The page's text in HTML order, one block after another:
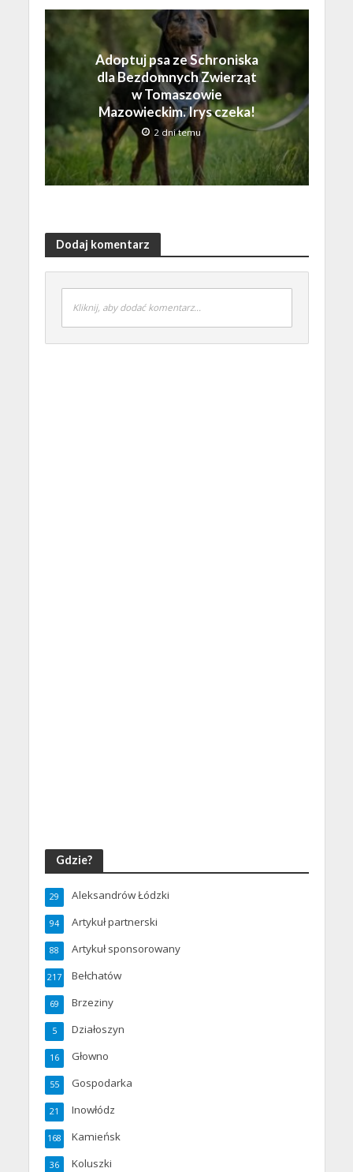
Adoptuj psa ze Schroniska
dla Bezdomnych Zwierząt
w Tomaszowie
Mazowieckim. Irys czeka!
2 dni temu
Dodaj komentarz
Kliknij, aby dodać komentarz...
Gdzie?
Aleksandrów Łódzki
29
Artykuł partnerski
94
Artykuł sponsorowany
88
Bełchatów
217
Brzeziny
69
Działoszyn
5
Głowno
16
Gospodarka
55
Inowłódz
21
Kamieńsk
168
Koluszki
36